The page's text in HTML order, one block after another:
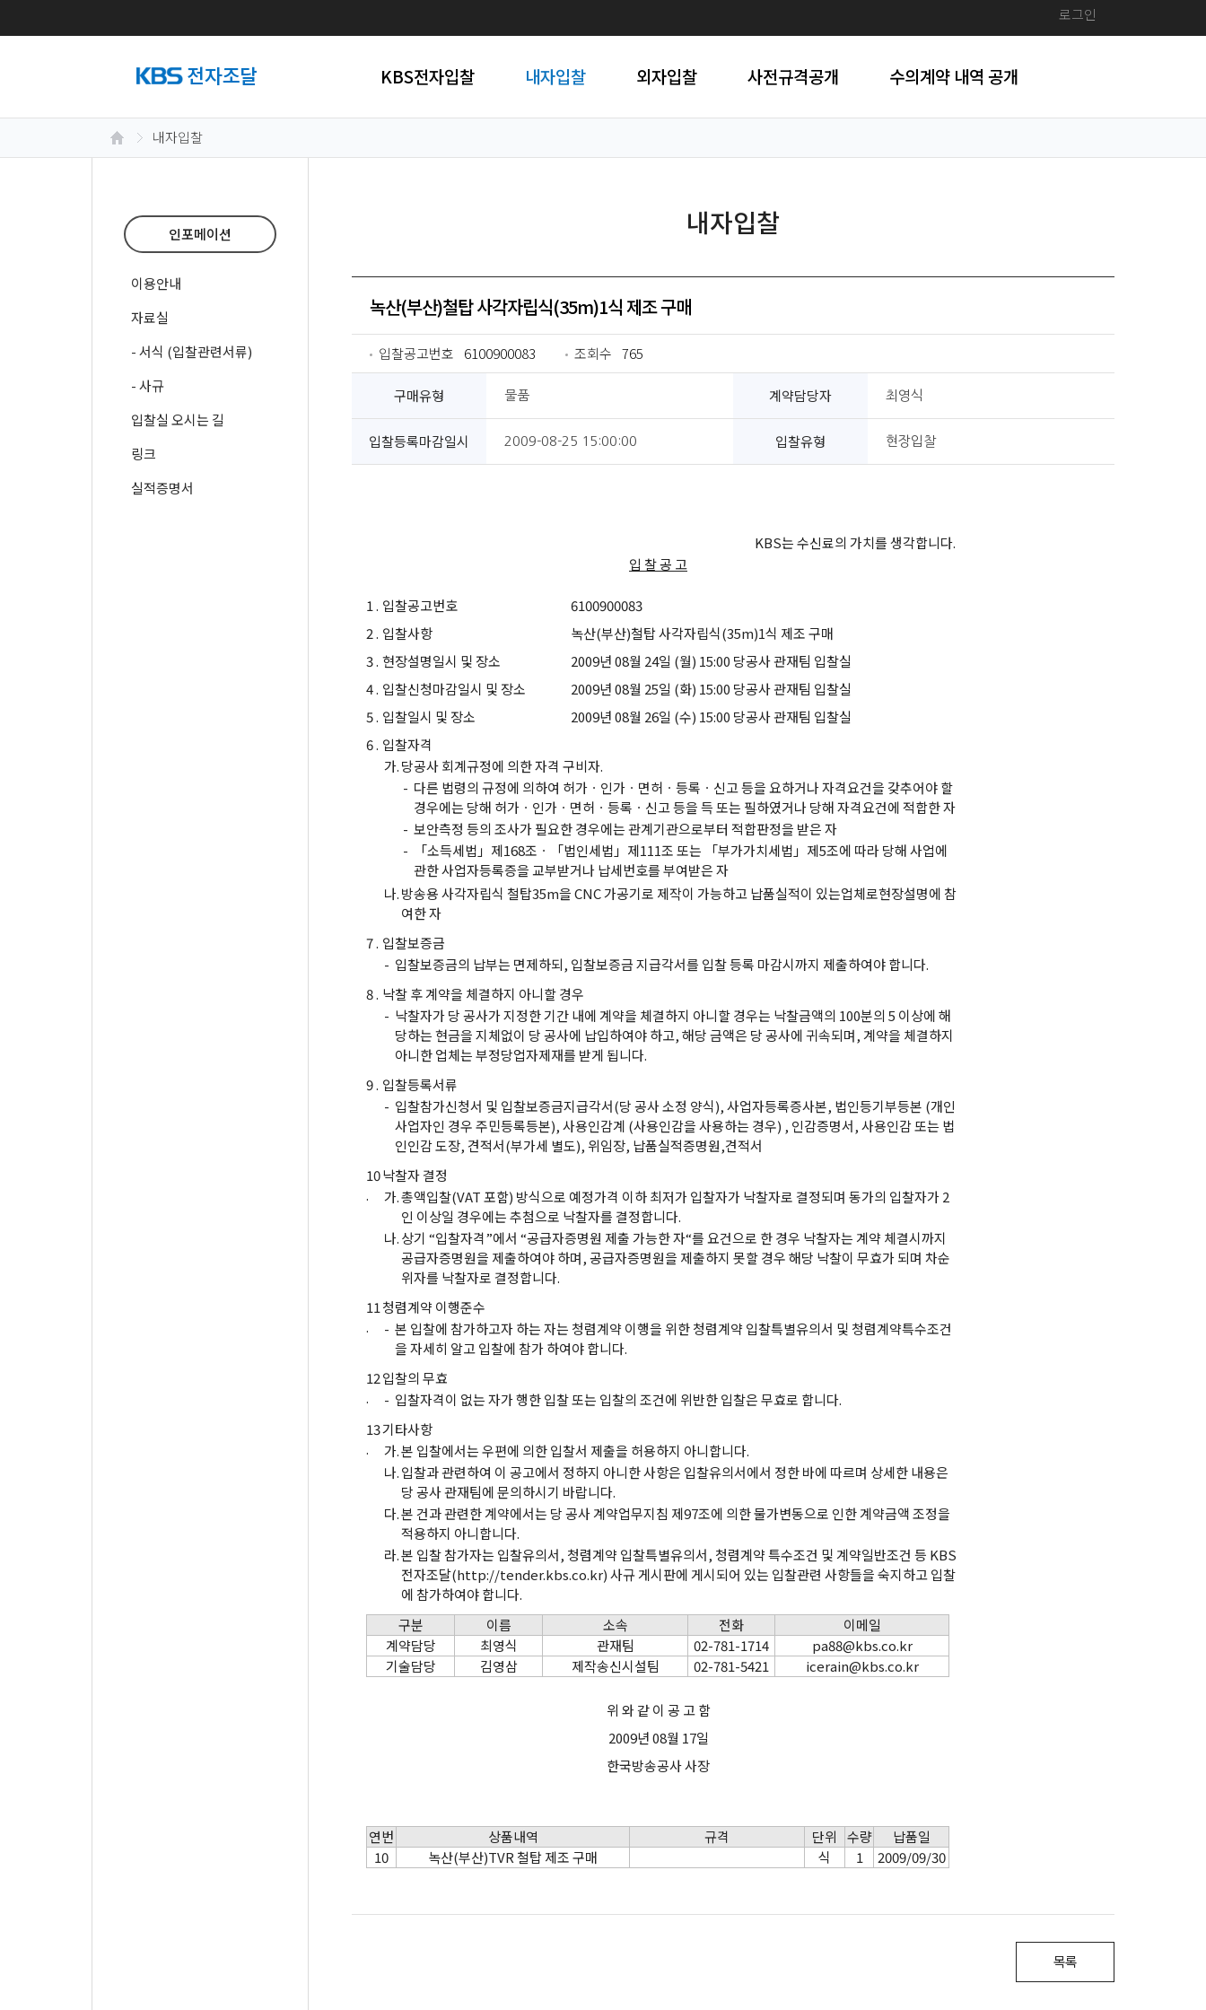
로그인
KBS전자입찰 내자입찰 외자입찰 사전규격공개 수의계약 내역 공개
내자입찰
인포메이션
이용안내
자료실
- 서식 (입찰관련서류)
- 사규
입찰실 오시는 길
링크
실적증명서
내자입찰
녹산(부산)철탑 사각자립식(35m)1식 제조 구매
입찰공고번호 6100900083 조회수 765
구매유형 물품 계약담당자 최영식
입찰등록마감일시 2009-08-25 15:00:00 입찰유형 현장입찰
KBS는 수신료의 가치를 생각합니다.
입 찰 공 고
1 . 입찰공고번호
6100900083
2 . 입찰사항
녹산(부산)철탑 사각자립식(35m)1식 제조 구매
3 . 현장설명일시 및 장소
2009년 08월 24일 (월) 15:00 당공사 관재팀 입찰실
4 . 입찰신청마감일시 및 장소
2009년 08월 25일 (화) 15:00 당공사 관재팀 입찰실
5 . 입찰일시 및 장소
2009년 08월 26일 (수) 15:00 당공사 관재팀 입찰실
6 . 입찰자격
가.당공사 회계규정에 의한 자격 구비자.
- 다른 법령의 규정에 의하여 허가ㆍ인가ㆍ면허ㆍ등록ㆍ신고 등을 요하거나 자격요건을 갖추어야 할
경우에는 당해 허가ㆍ인가ㆍ면허ㆍ등록ㆍ신고 등을 득 또는 필하였거나 당해 자격요건에 적합한 자
- 보안측정 등의 조사가 필요한 경우에는 관계기관으로부터 적합판정을 받은 자
-
「소득세법」제168조ㆍ「법인세법」제111조 또는 「부가가치세법」제5조에 따라 당해 사업에
관한 사업자등록증을 교부받거나 납세번호를 부여받은 자
나.방송용 사각자립식 철탑35m을 CNC 가공기로 제작이 가능하고 납품실적이 있는업체로현장설명에 참
여한 자
7 . 입찰보증금
- 입찰보증금의 납부는 면제하되, 입찰보증금 지급각서를 입찰 등록 마감시까지 제출하여야 합니다.
8 . 낙찰 후 계약을 체결하지 아니할 경우
- 낙찰자가 당 공사가 지정한 기간 내에 계약을 체결하지 아니할 경우는 낙찰금액의 100분의 5 이상에 해
당하는 현금을 지체없이 당 공사에 납입하여야 하고, 해당 금액은 당 공사에 귀속되며, 계약을 체결하지
아니한 업체는 부정당업자제재를 받게 됩니다.
9 . 입찰등록서류
- 입찰참가신청서 및 입찰보증금지급각서(당 공사 소정 양식), 사업자등록증사본, 법인등기부등본 (개인
사업자인 경우 주민등록등본), 사용인감계 (사용인감을 사용하는 경우) , 인감증명서, 사용인감 또는 법
인인감 도장, 견적서(부가세 별도), 위임장, 납품실적증명원,견적서
10
.
낙찰자 결정
가.총액입찰(VAT 포함) 방식으로 예정가격 이하 최저가 입찰자가 낙찰자로 결정되며 동가의 입찰자가 2
인 이상일 경우에는 추첨으로 낙찰자를 결정합니다.
나.상기 “입찰자격”에서 “공급자증명원 제출 가능한 자“를 요건으로 한 경우 낙찰자는 계약 체결시까지
공급자증명원을 제출하여야 하며, 공급자증명원을 제출하지 못할 경우 해당 낙찰이 무효가 되며 차순
위자를 낙찰자로 결정합니다.
11
.
청렴계약 이행준수
- 본 입찰에 참가하고자 하는 자는 청렴계약 이행을 위한 청렴계약 입찰특별유의서 및 청렴계약특수조건
을 자세히 알고 입찰에 참가 하여야 합니다.
12
.
입찰의 무효
- 입찰자격이 없는 자가 행한 입찰 또는 입찰의 조건에 위반한 입찰은 무효로 합니다.
13
.
기타사항
가.본 입찰에서는 우편에 의한 입찰서 제출을 허용하지 아니합니다.
나.입찰과 관련하여 이 공고에서 정하지 아니한 사항은 입찰유의서에서 정한 바에 따르며 상세한 내용은
당 공사 관재팀에 문의하시기 바랍니다.
다.본 건과 관련한 계약에서는 당 공사 계약업무지침 제97조에 의한 물가변동으로 인한 계약금액 조정을
적용하지 아니합니다.
라.본 입찰 참가자는 입찰유의서, 청렴계약 입찰특별유의서, 청렴계약 특수조건 및 계약일반조건 등 KBS
전자조달(http://tender.kbs.co.kr) 사규 게시판에 게시되어 있는 입찰관련 사항들을 숙지하고 입찰
에 참가하여야 합니다.
구분
이름 소속 전화
이메일
계약담당
최영식 관재팀 02-781-1714
pa88@kbs.co.kr
기술담당
김영삼 제작송신시설팀 02-781-5421 icerain@kbs.co.kr
위 와 같 이 공 고 함
2009년 08월 17일
한국방송공사 사장
연번 상품내역 규격 단위 수량
납품일
10
녹산(부산)TVR 철탑 제조 구매 식 1 2009/09/30
목록